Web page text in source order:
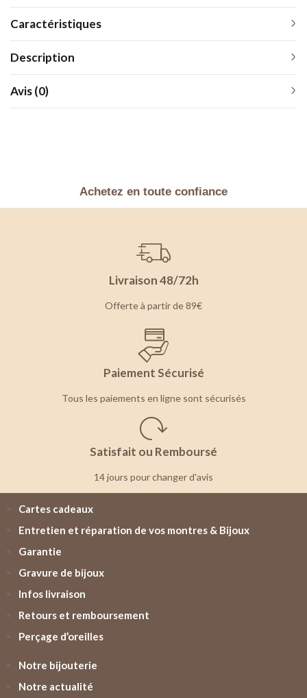
Caractéristiques
Description
Avis (0)
Achetez en toute confiance
Livraison 48/72h
Offerte à partir de 89€
Paiement Sécurisé
Tous les paiements en ligne sont sécurisés
Satisfait ou Remboursé
14 jours pour changer d'avis
Cartes cadeaux
Entretien et réparation de vos montres & Bijoux
Garantie
Gravure de bijoux
Infos livraison
Retours et remboursement
Perçage d’oreilles
Notre bijouterie
Notre actualité